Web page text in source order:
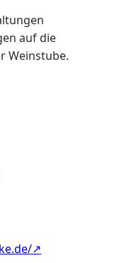
auf die
Weinstube.